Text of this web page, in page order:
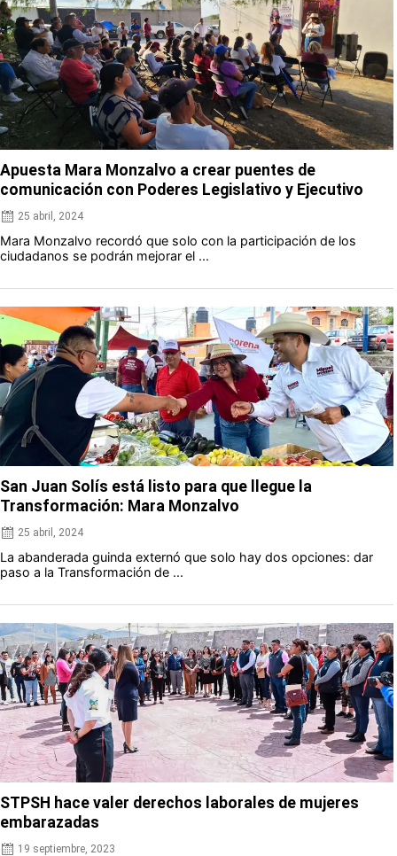
Apuesta Mara Monzalvo a crear puentes de
comunicación con Poderes Legislativo y Ejecutivo
25 abril, 2024
Mara Monzalvo recordó que solo con la participación de los
ciudadanos se podrán mejorar el ...
San Juan Solís está listo para que llegue la
Transformación: Mara Monzalvo
25 abril, 2024
La abanderada guinda externó que solo hay dos opciones: dar
paso a la Transformación de ...
STPSH hace valer derechos laborales de mujeres
embarazadas
19 septiembre, 2023